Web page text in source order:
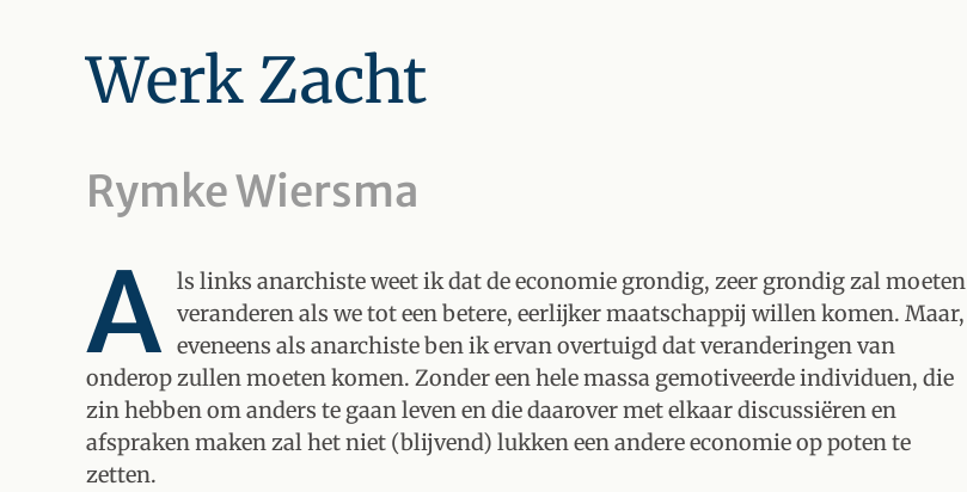
Werk Zacht
Rymke Wiersma
A ls links anarchiste weet ik dat de economie grondig, zeer grondig zal moeten
veranderen als we tot een betere, eerlijker maatschappij willen komen. Maar,
eveneens als anarchiste ben ik ervan overtuigd dat veranderingen van
onderop zullen moeten komen. Zonder een hele massa gemotiveerde individuen, die
zin hebben om anders te gaan leven en die daarover met elkaar discussiëren en
afspraken maken zal het niet (blijvend) lukken een andere economie op poten te
zetten.